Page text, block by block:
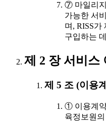
⑦ 마일리지
가능한 서
며, RISS가
구입하는
제 2 장 서비스
제 5 조 (이용
① 이용계
육정보원